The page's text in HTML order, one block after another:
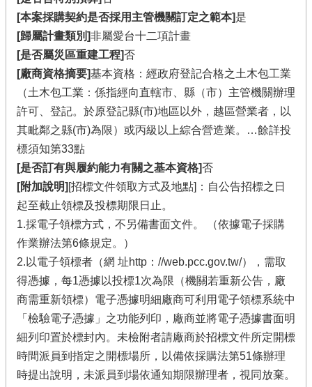
[本案採購契約是否採用主管機關訂定之範本]是
[歸屬計畫類別]非屬愛台十二項計畫
[是否屬災區重建工程]否
[廠商資格摘要]基本資格：經政府登記合格之土木包工業
（土木包工業：係指經向直轄市、縣（市）主管機關辦理
許可、登記。於原登記縣(市)地區以外，越區營業者，以
其毗鄰之縣(市)為限）或丙級以上綜合營造業。…餘詳投
標須知第33點
[是否訂有與履約能力有關之基本資格]否
[附加說明] [招標文件領取方式及地點]：自公告招標之日
起至截止領標及投標期限日止。
1.採電子領標方式，不另備書面文件。 （依據電子採購
作業辦法第6條規定。）
2.以電子領標者（網 址http：//web.pcc.gov.tw/），需取
得憑據，每1憑據以投標1次為限（機關若重新公告，廠
商需重新領標）電子憑據明細廠商可利用電子領標系統中
「檢驗電子憑據」之功能列印，廠商並將電子憑據書面明
細列印置於標封內。未檢附者請廠商於招標文件所定開標
時間派員到指定之開標場所，以備依採購法第51條辦理
時提出說明，未派員到場依通知期限辦理者，視同放棄。